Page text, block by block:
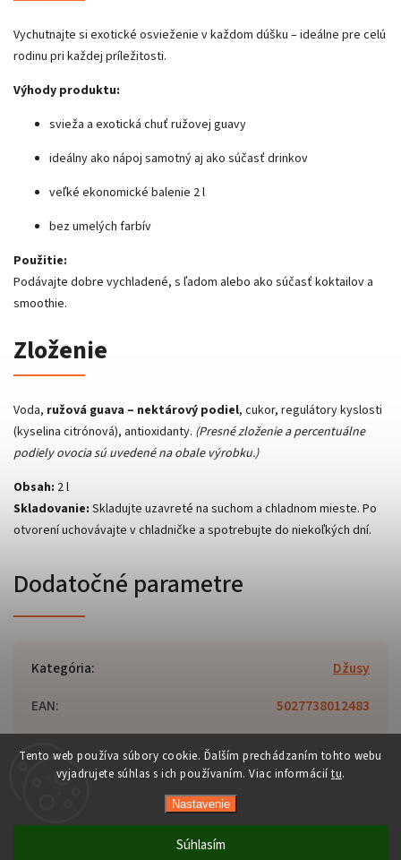
Tento web používa súbory cookie. Ďalším prechádzaním tohto webu
vyjadrujete súhlas s ich používaním. Viac informácií tu.
Nastavenie
Súhlasím
Vychutnajte si exotické osvieženie v každom dúšku – ideálne pre celú
rodinu pri každej príležitosti.
Výhody produktu:
svieža a exotická chuť ružovej guavy
ideálny ako nápoj samotný aj ako súčasť drinkov
veľké ekonomické balenie 2 l
bez umelých farbív
Použitie:
Podávajte dobre vychladené, s ľadom alebo ako súčasť koktailov a
smoothie.
Zloženie
Voda, ružová guava – nektárový podiel, cukor, regulátory kyslosti
(kyselina citrónová), antioxidanty. (Presné zloženie a percentuálne
podiely ovocia sú uvedené na obale výrobku.)
Obsah: 2 l
Skladovanie: Skladujte uzavreté na suchom a chladnom mieste. Po
otvorení uchovávajte v chladničke a spotrebujte do niekoľkých dní.
Dodatočné parametre
Kategória:
Džusy
EAN: 5027738012483
Orient-Food.sk. Všetky práva vyhradené.
Upraviť nastavenie cookies
Shoptet | Design